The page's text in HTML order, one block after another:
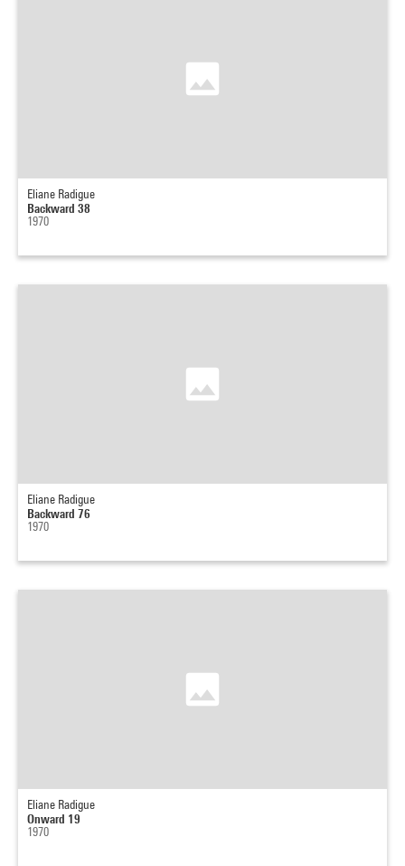
Eliane Radigue
Backward 38
1970
Eliane Radigue
Backward 76
1970
Eliane Radigue
Onward 19
1970